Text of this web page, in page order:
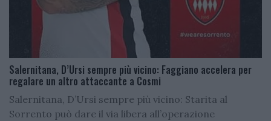
Salernitana, D’Ursi sempre più vicino: Faggiano accelera per
regalare un altro attaccante a Cosmi
Salernitana, D’Ursi sempre più vicino: Starita al
Sorrento può dare il via libera all’operazione